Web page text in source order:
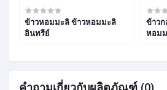
ข้าวหอมมะลิ ข้าวหอมมะลิ
อินทรีย์
ข้าวกล้อ
หอม
คำถามเกี่ยวกับผลิตภัณฑ์ (0)